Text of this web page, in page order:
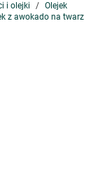
i olejki
Olejek
z awokado na twarz